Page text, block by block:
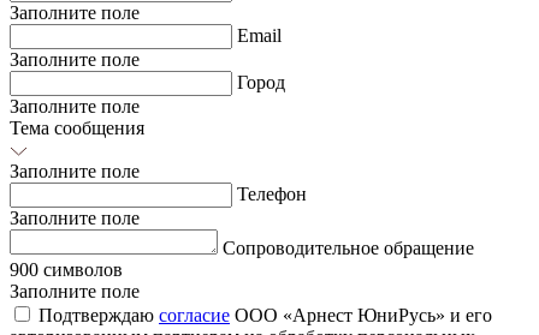
Заполните поле
Email
Заполните поле
Город
Заполните поле
Тема сообщения
Заполните поле
Телефон
Заполните поле
Сопроводительное обращение
900 символов
Заполните поле
Подтверждаю согласие ООО «Арнест ЮниРусь» и его